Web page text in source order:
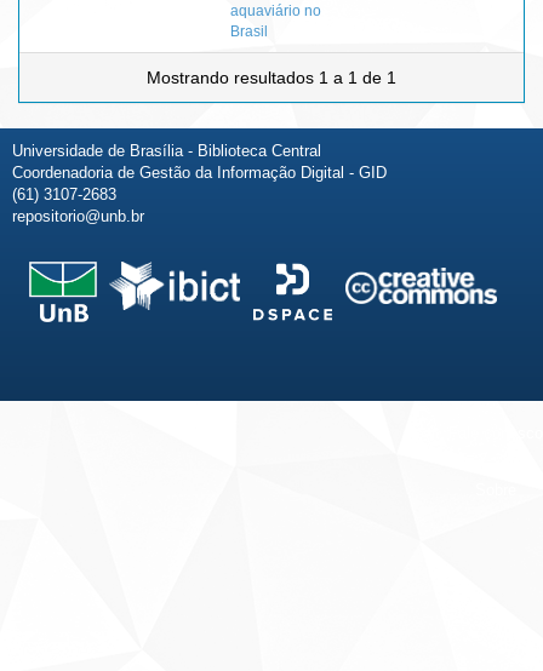
aquaviário no
Brasil
Mostrando resultados 1 a 1 de 1
Universidade de Brasília - Biblioteca Central
Coordenadoria de Gestão da Informação Digital - GID
(61) 3107-2683
repositorio@unb.br